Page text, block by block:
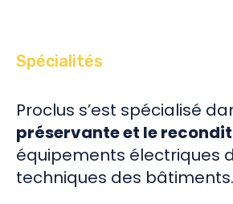
Spécialités
Proclus s’est spécialisé
préservante et le
équipements électriques
techniques des bâtiments.